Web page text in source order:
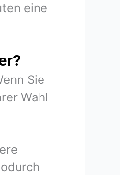
eine
Sie
Wahl